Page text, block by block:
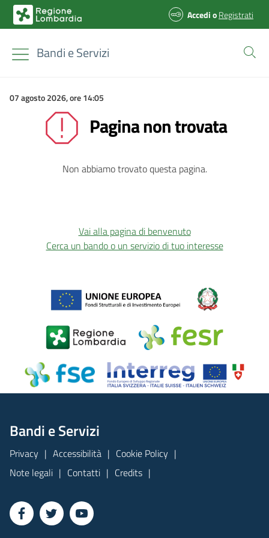
AccedioRegistrati
Bandi e Servizi
07 agosto 2026, ore 14:05
Pagina non trovata
Non abbiamo trovato questa pagina.
Vai alla pagina di benvenuto
Cerca un bando o un servizio di tuo interesse
Bandi e Servizi
Privacy Accessibilità
Cookie Policy
Note legali
Contatti Credits